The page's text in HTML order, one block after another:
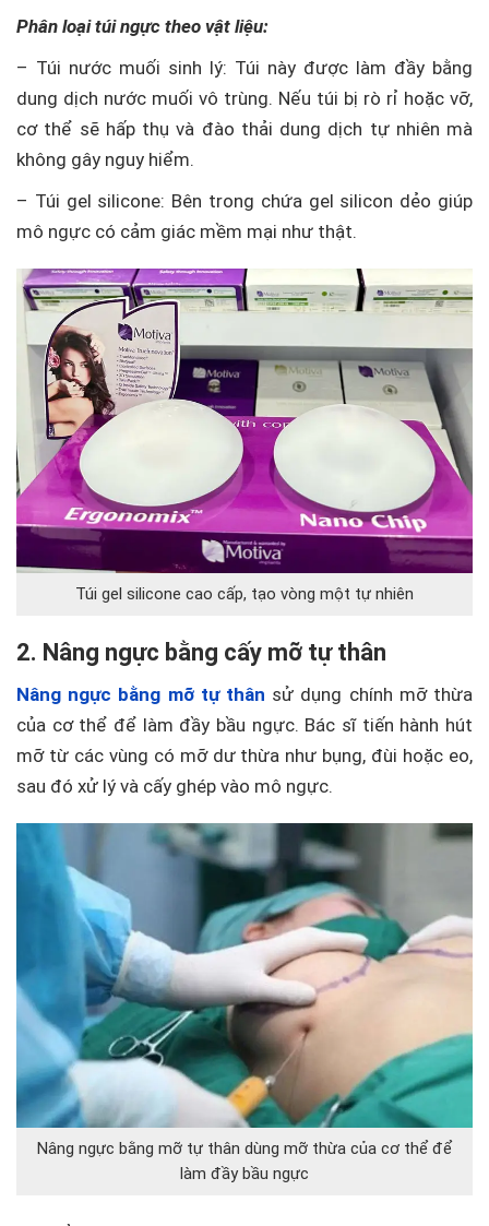
Phân loại túi ngực theo vật liệu:
– Túi nước muối sinh lý: Túi này được làm đầy bằng
dung dịch nước muối vô trùng. Nếu túi bị rò rỉ hoặc vỡ,
cơ thể sẽ hấp thụ và đào thải dung dịch tự nhiên mà
không gây nguy hiểm.
– Túi gel silicone: Bên trong chứa gel silicon dẻo giúp
mô ngực có cảm giác mềm mại như thật.
Túi gel silicone cao cấp, tạo vòng một tự nhiên
2. Nâng ngực bằng cấy mỡ tự thân
Nâng ngực bằng mỡ tự thân sử dụng chính mỡ thừa
của cơ thể để làm đầy bầu ngực. Bác sĩ tiến hành hút
mỡ từ các vùng có mỡ dư thừa như bụng, đùi hoặc eo,
sau đó xử lý và cấy ghép vào mô ngực.
Nâng ngực bằng mỡ tự thân dùng mỡ thừa của cơ thể để
làm đầy bầu ngực